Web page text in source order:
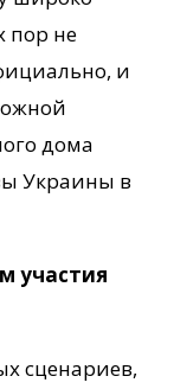
пор не
и
дома
Украины в
участия
сценариев,